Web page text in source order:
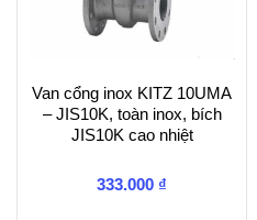
Van cổng inox KITZ 10UMA
– JIS10K, toàn inox, bích
JIS10K cao nhiệt
333.000 ₫